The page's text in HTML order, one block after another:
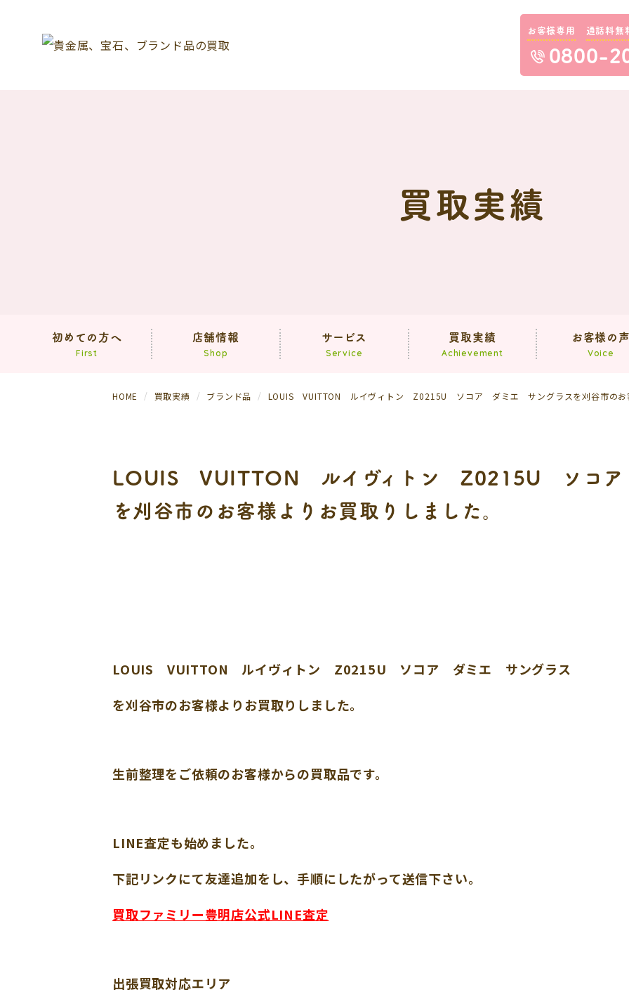
お客様専用 通話料無
0800-
買取実績
初めての方へ
First
よくあるご質問
店舗情報
Shop
サービス
Service
買取
買取実績
Achievement
お客様の
Voice
HOME 買取実績 ブランド品 LOUIS VUITTON ルイヴィトン Z0215U ソコア ダミエ サングラスを刈谷市のお
LOUIS VUITTON ルイヴィトン Z0215U ソコ
を刈谷市のお客様よりお買取りしました。
LOUIS VUITTON ルイヴィトン Z0215U ソコア ダミエ サングラス
を刈谷市のお客様よりお買取りしました。
生前整理をご依頼のお客様からの買取品です。
LINE査定も始めました。
下記リンクにて友達追加をし、手順にしたがって送信下さい。
買取ファミリー豊明店公式LINE査定
出張買取対応エリア